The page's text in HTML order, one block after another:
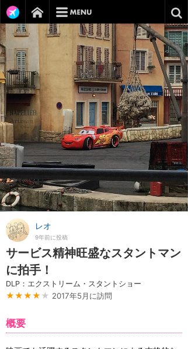
レオ
9年前に投稿
サービス精神旺盛なスタントマン
に拍手！
DLP：エクストリーム・スタントショー
★★★★ ★ 2017年5月に訪問
概要